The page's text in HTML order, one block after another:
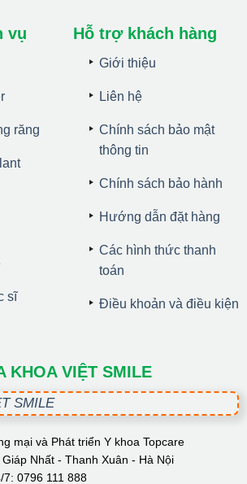
vụ
răng
sĩ
Hỗ trợ khách hàng
Giới thiệu
Liên hệ
Chính sách bảo mật
thông tin
Chính sách bảo hành
Hướng dẫn đặt hàng
Các hình thức thanh
toán
Điều khoản và điều kiện
KHOA VIỆT SMILE
SMILE
mại và Phát triển Y khoa Topcare
Nhất - Thanh Xuân - Hà Nội
0796 111 888